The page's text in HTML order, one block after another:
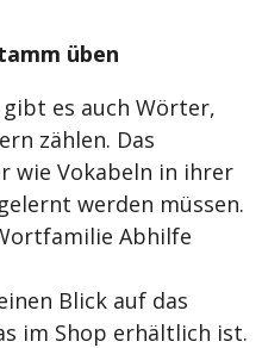
üben
es auch Wörter,
zählen. Das
wie Vokabeln in ihrer
werden müssen.
Abhilfe
Blick auf das
im Shop erhältlich ist.